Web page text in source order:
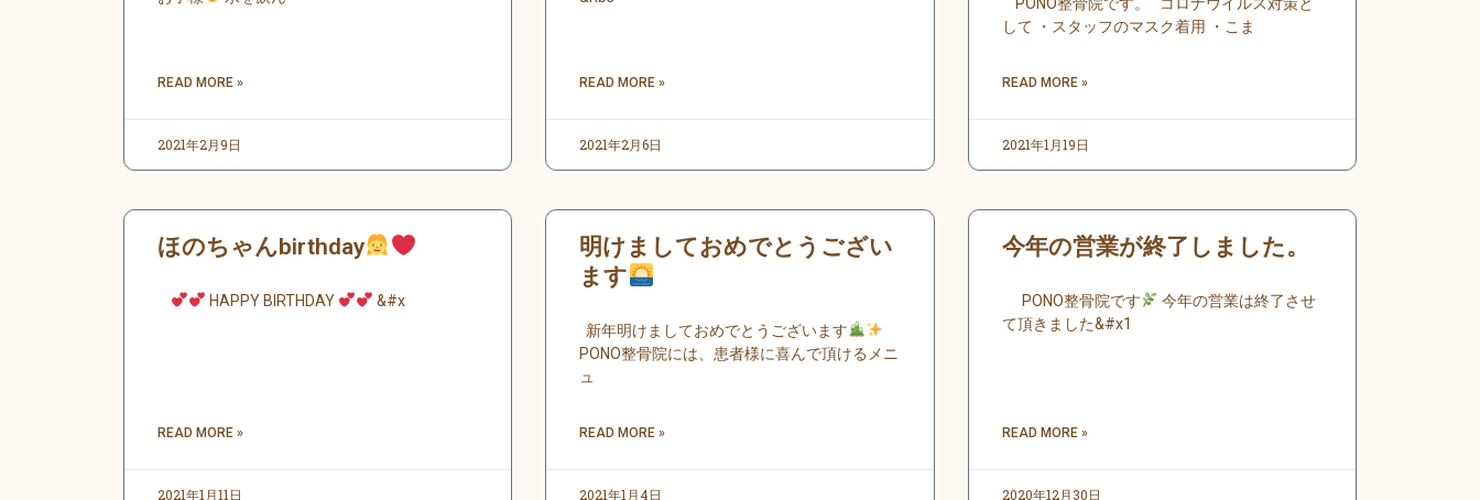
READ MORE »
2021年2月9日
READ MORE »
2021年2月6日
して ・スタッフのマスク着用 ・こま
READ MORE »
2021年1月19日
ほのちゃんbirthday
HAPPY BIRTHDAY &#x
READ MORE »
2021年1月11日
明けましておめでとうござい
ます
新年明けましておめでとうございます
PONO整骨院には、患者様に喜んで頂けるメニ
ュ
READ MORE »
2021年1月4日
今年の営業が終了しました。
PONO整骨院です
今年の営業は終了させ
て頂きました&#x1
READ MORE »
2020年12月30日